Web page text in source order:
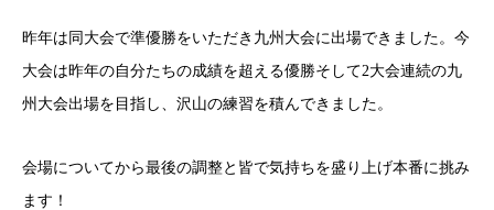
昨年は同大会で準優勝をいただき九州大会に出場できました。今
大会は昨年の自分たちの成績を超える優勝そして2大会連続の九
州大会出場を目指し、沢山の練習を積んできました。
会場についてから最後の調整と皆で気持ちを盛り上げ本番に挑み
ます！